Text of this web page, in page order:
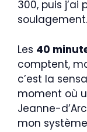
300, puis
soulagement.
Les 40
comptent,
c’est la
moment où
Jeanne-
mon